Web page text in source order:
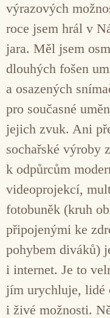
výrazových
roce jsem hrál v
jara. Měl jsem
dlouhých fošen
a osazených
pro současné
jejich zvuk. Ani
sochařské výroby
k odpůrcům
videoprojekcí,
fotobuněk (kruh
připojenými ke
pohybem diváků)
i internet. Je to
jím urychluje, lidé
i živé možnosti.